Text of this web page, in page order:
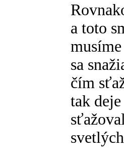
a toto
sa
čím
tak